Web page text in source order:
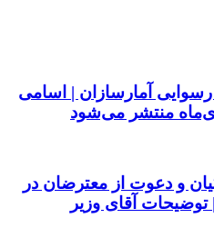
آمارسازان | اسامی
منتشر می‌شود
و دعوت از معترضان در
آقای وزیر